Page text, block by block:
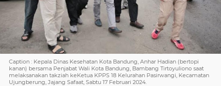
Caption : Kepala Dinas Kesehatan Kota Bandung, Anhar Hadian (bertopi
kanan) bersama Penjabat Wali Kota Bandung, Bambang Tirtoyuliono saat
melaksanakan takziah keKetua KPPS 18 Kelurahan Pasirwangi, Kecamatan
Ujungberung, Jajang Safaat, Sabtu 17 Februari 2024.